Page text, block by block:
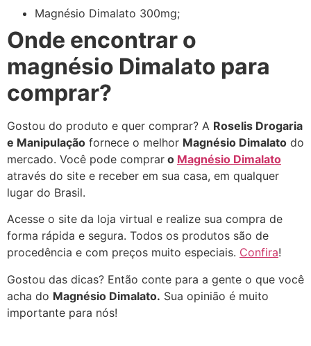
Magnésio Dimalato 300mg;
Onde encontrar o
magnésio Dimalato para
comprar?
Gostou do produto e quer comprar? A Roselis Drogaria
e Manipulação fornece o melhor Magnésio Dimalato do
mercado. Você pode comprar o Magnésio Dimalato
através do site e receber em sua casa, em qualquer
lugar do Brasil.
Acesse o site da loja virtual e realize sua compra de
forma rápida e segura. Todos os produtos são de
procedência e com preços muito especiais. Confira!
Gostou das dicas? Então conte para a gente o que você
acha do Magnésio Dimalato. Sua opinião é muito
importante para nós!